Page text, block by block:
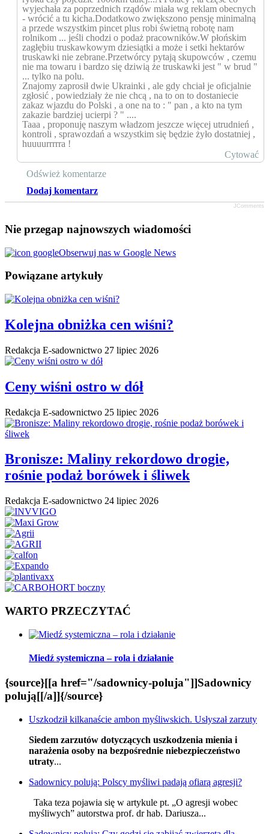
wyjechała za poprzednich rządów miała wg reklam obecnych
- wrócić a tu kicha.Dodatkowo zwiększono pensję minimalną
a przede wszystkim pincet plus robi świetną robotę nam
rolnikom ... jeśli chodzi o podaż pracowników.W płońskim
zagłębiu truskawkowym dziesiątki a może i setki hektarów
truskawki nie zebrane.Przetwórcy pytają skupowców , czemu
nie ma towaru i bardzo się dziwią że truskawki jest " w brud "
... tylko na polu.
Znajomy zaprosił dwie Ukrainki , ale gdy chciał je oficjalnie
zgłosić , powiedziały że nie chcą , na to on to dostaniecie
zakaz wjazdu do Polski , a one na to : " pan , a kto na tym
zakazie bardziej ucierpi ? " ....
Taaa , proponuję naszym władzom jeszcze więcej utrudnień ,
kontroli , sprawozdań a wszystkim się będzie żyło dostatniej ,
huuuurrrrra !
Cytować
Odśwież komentarze
Dodaj komentarz
JComments
Nie przegap najnowszych wiadomości
Obserwuj nas w Google News
Powiązane artykuły
Kolejna obniżka cen wiśni?
Redakcja E-sadownictwo 27 lipiec 2026
Ceny wiśni ostro w dół
Redakcja E-sadownictwo 25 lipiec 2026
Bronisze: Maliny rekordowo drogie,
rośnie podaż borówek i śliwek
Redakcja E-sadownictwo 24 lipiec 2026
WARTO PRZECZYTAĆ
Miedź systemiczna – rola i działanie
{source}[[a href="/sadownicy-poluja"]]Sadownicy
polują[[/a]]{/source}
Uszkodził kilkanaście ambon myśliwskich. Usłyszał zarzuty
Siedem zarzutów dotyczących uszkodzenia mienia i
narażenia osoby na bezpośrednie niebezpieczeństwo
utraty...
Sadownicy polują: Polscy myśliwi padają ofiarą agresji?
Taka teza pojawia się w artykule pt. „O agresji wobec
myśliwych” autorstwa prof. dr hab. Dariusza...